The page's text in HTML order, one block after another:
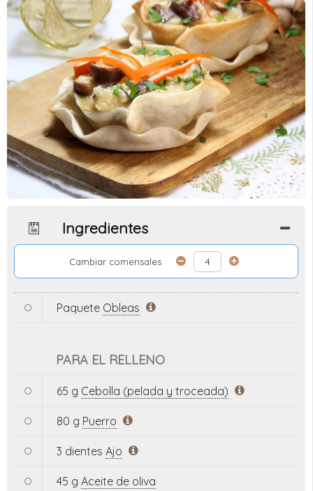
Ingredientes
Cambiar comensales
Paquete Obleas
PARA EL RELLENO
65 g Cebolla (pelada y troceada)
80 g Puerro
3 dientes Ajo
45 g Aceite de oliva